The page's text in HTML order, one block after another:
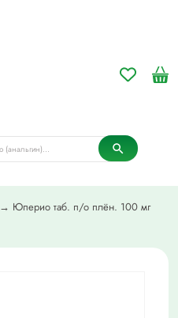
→ Юперио таб. п/о плён. 100 мг